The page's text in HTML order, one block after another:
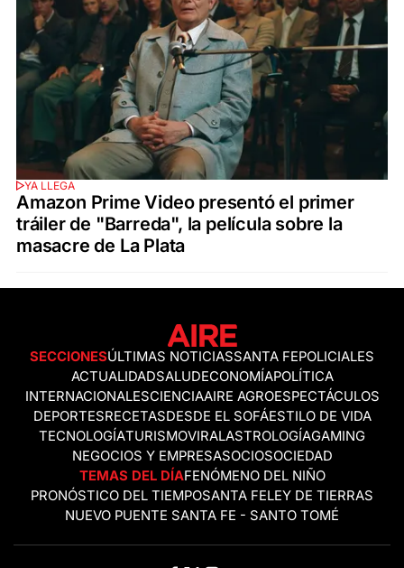
YA LLEGA
Amazon Prime Video presentó el primer
tráiler de "Barreda", la película sobre la
masacre de La Plata
SECCIONESÚLTIMAS NOTICIASSANTA FEPOLICIALES
ACTUALIDADSALUDECONOMÍAPOLÍTICA
INTERNACIONALESCIENCIAAIRE AGROESPECTÁCULOS
DEPORTESRECETASDESDE EL SOFÁESTILO DE VIDA
TECNOLOGÍATURISMOVIRALASTROLOGÍAGAMING
NEGOCIOS Y EMPRESASOCIOSOCIEDAD
TEMAS DEL DÍAFENÓMENO DEL NIÑO
PRONÓSTICO DEL TIEMPOSANTA FELEY DE TIERRAS
NUEVO PUENTE SANTA FE - SANTO TOMÉ